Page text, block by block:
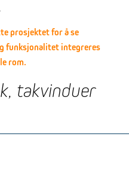
prosjektet for å se
funksjonalitet integreres
rom.
takvinduer